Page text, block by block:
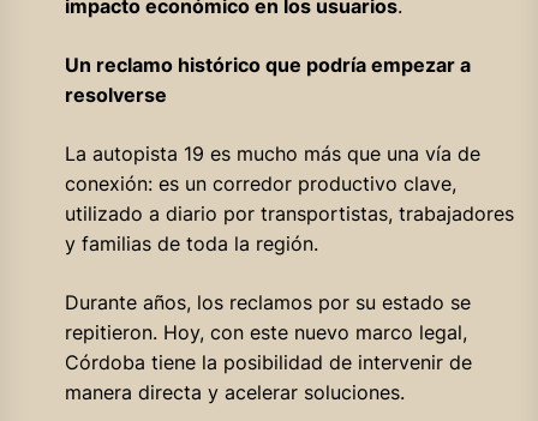
impacto económico en los usuarios.
Un reclamo histórico que podría empezar a
resolverse
La autopista 19 es mucho más que una vía de
conexión: es un corredor productivo clave,
utilizado a diario por transportistas, trabajadores
y familias de toda la región.
Durante años, los reclamos por su estado se
repitieron. Hoy, con este nuevo marco legal,
Córdoba tiene la posibilidad de intervenir de
manera directa y acelerar soluciones.